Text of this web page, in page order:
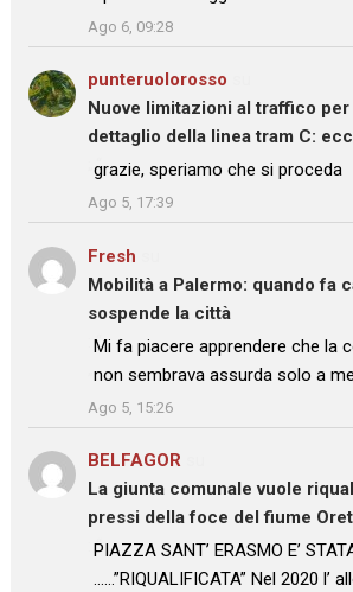
Ago 6, 09:28
punteruolorosso
Nuove limitazioni al traffico
dettaglio della linea tram C:
: “
grazie, speriamo che si proceda
”
Ago 5, 17:39
Fresh
Mobilità a Palermo: quando fa
sospende la città
: “
Mi fa piacere apprendere che la
non sembrava assurda solo a
”
Ago 5, 15:26
BELFAGOR
La giunta comunale vuole
pressi della foce del fiume
: “PIAZZA SANT’ ERASMO E’
……”RIQUALIFICATA” Nel 2020 l’